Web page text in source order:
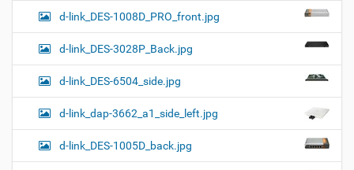
d-link_DES-1008D_PRO_front.jpg
d-link_DES-3028P_Back.jpg
d-link_DES-6504_side.jpg
d-link_dap-3662_a1_side_left.jpg
d-link_DES-1005D_back.jpg